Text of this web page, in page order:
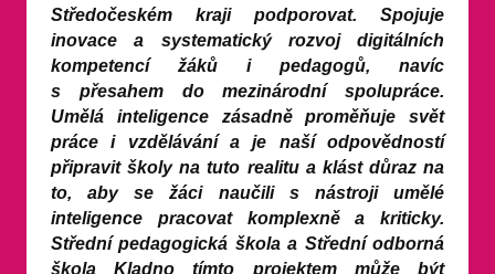
Středočeském kraji podporovat. Spojuje
inovace a systematický rozvoj digitálních
kompetencí žáků i pedagogů, navíc
s přesahem do mezinárodní spolupráce.
Umělá inteligence zásadně proměňuje svět
práce i vzdělávání a je naší odpovědností
připravit školy na tuto realitu a klást důraz na
to, aby se žáci naučili s nástroji umělé
inteligence pracovat komplexně a kriticky.
Střední pedagogická škola a Střední odborná
škola Kladno tímto projektem může být